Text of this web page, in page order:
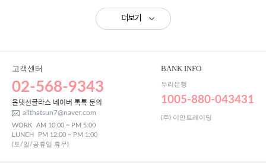
더보기
고객센터
02-568-9343
올댓선글라스 네이버 톡톡 문의
allthatsun7@naver.com
WORK
AM 10:00 ~ PM 5:00
LUNCH
PM 12:00 ~ PM 1:00
(토/일/공휴일 휴무)
BANK INFO
우리은행
1005-880-043431
(주) 이안트레이딩